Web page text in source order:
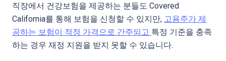
직장에서 건강보험을 제공하는 분들도 Covered
California를 통해 보험을 신청할 수 있지만, 고용주가 제
공하는 보험이 적정 가격으로 간주되고 특정 기준을 충족
하는 경우 재정 지원을 받지 못할 수 있습니다.